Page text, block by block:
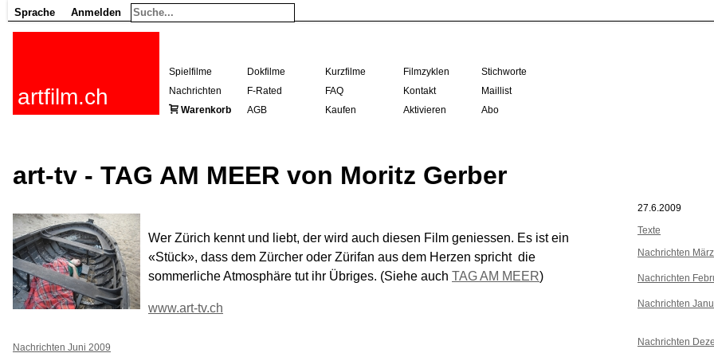
Sprache Anmelden
artfilm.ch
Spielfilme Dokfilme Kurzfilme Filmzyklen
Stichworte
Nachrichten
F-Rated FAQ Kontakt
Maillist
Warenkorb
AGB Kaufen Aktivieren Abo
art-tv - TAG AM MEER von Moritz Gerber
27.6.2009
Texte
Nachrichten
Nachrichten
Nachrichten
Nachrichten
Wer Zürich kennt und liebt, der wird auch diesen Film geniessen. Es ist ein
«Stück», dass dem Zürcher oder Zürifan aus dem Herzen spricht  die
sommerliche Atmosphäre tut ihr Übriges. (Siehe auch TAG AM MEER)
www.art-tv.ch
Nachrichten Juni 2009